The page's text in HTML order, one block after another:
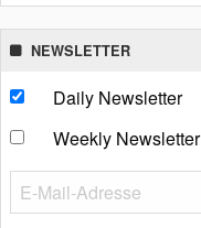
NEWSLETTER
Daily Newsletter
Weekly Newsletter